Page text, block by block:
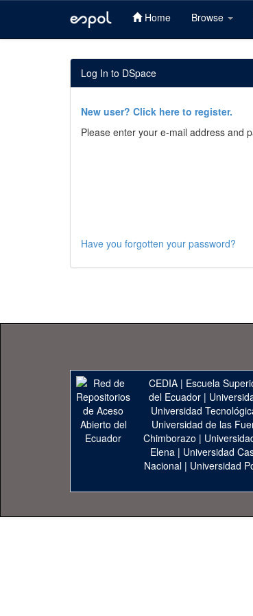
Home Browse
Log In to DSpace
New user? Click here to register.
Please enter your e-mail address and
Have you forgotten your password?
CEDIA | Escuela
del Ecuador|
Universidad
Universidad de las
Chimborazo |
Elena | Universidad
Nacional | Universidad